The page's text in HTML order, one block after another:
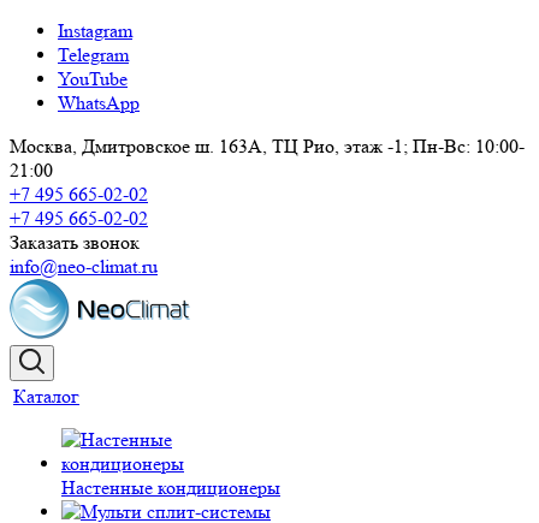
Instagram
Telegram
YouTube
WhatsApp
Москва, Дмитровское ш. 163А, ТЦ Рио, этаж -1; Пн-Вс: 10:00-
21:00
+7 495 665-02-02
+7 495 665-02-02
Заказать звонок
info@neo-climat.ru
Каталог
Настенные кондиционеры